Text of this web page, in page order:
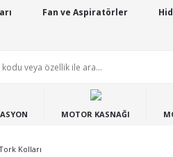
Fan ve Aspiratörler
MOTOR KASNAĞI
Kolları